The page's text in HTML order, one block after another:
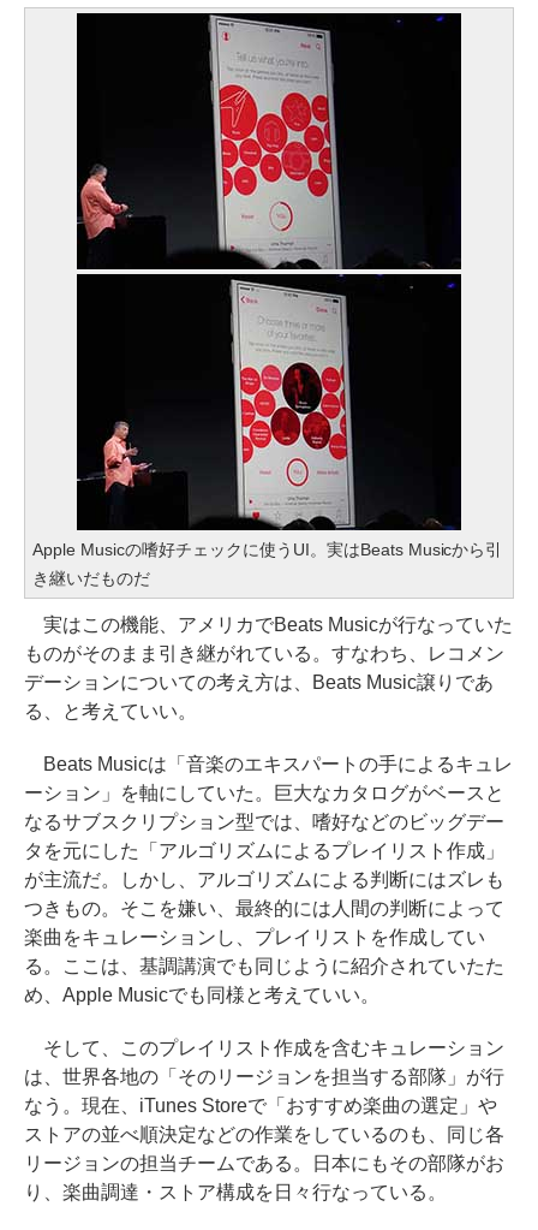
Apple Musicの嗜好チェックに使うUI。実はBeats Musicから引
き継いだものだ
実はこの機能、アメリカでBeats Musicが行なっていた
ものがそのまま引き継がれている。すなわち、レコメン
デーションについての考え方は、Beats Music譲りであ
る、と考えていい。
Beats Musicは「音楽のエキスパートの手によるキュレ
ーション」を軸にしていた。巨大なカタログがベースと
なるサブスクリプション型では、嗜好などのビッグデー
タを元にした「アルゴリズムによるプレイリスト作成」
が主流だ。しかし、アルゴリズムによる判断にはズレも
つきもの。そこを嫌い、最終的には人間の判断によって
楽曲をキュレーションし、プレイリストを作成してい
る。ここは、基調講演でも同じように紹介されていたた
め、Apple Musicでも同様と考えていい。
そして、このプレイリスト作成を含むキュレーション
は、世界各地の「そのリージョンを担当する部隊」が行
なう。現在、iTunes Storeで「おすすめ楽曲の選定」や
ストアの並べ順決定などの作業をしているのも、同じ各
リージョンの担当チームである。日本にもその部隊がお
り、楽曲調達・ストア構成を日々行なっている。